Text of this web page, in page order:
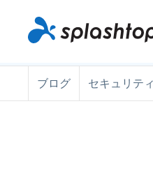
ブログ セキュリティ